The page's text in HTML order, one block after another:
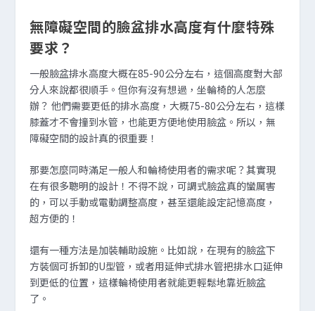
無障礙空間的臉盆排水高度有什麼特殊
要求？
一般臉盆排水高度大概在85-90公分左右，這個高度對大部
分人來說都很順手。但你有沒有想過，坐輪椅的人怎麼
辦？ 他們需要更低的排水高度，大概75-80公分左右，這樣
膝蓋才不會撞到水管，也能更方便地使用臉盆。所以，無
障礙空間的設計真的很重要！
那要怎麼同時滿足一般人和輪椅使用者的需求呢？其實現
在有很多聰明的設計！不得不說，可調式臉盆真的蠻厲害
的，可以手動或電動調整高度，甚至還能設定記憶高度，
超方便的！
還有一種方法是加裝輔助設施。比如說，在現有的臉盆下
方裝個可拆卸的U型管，或者用延伸式排水管把排水口延伸
到更低的位置，這樣輪椅使用者就能更輕鬆地靠近臉盆
了。